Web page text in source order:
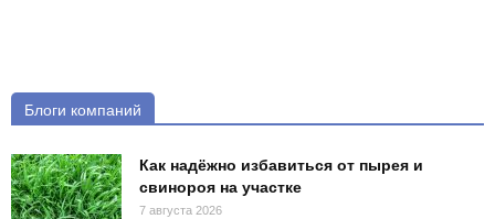
Блоги компаний
Как надёжно избавиться от пырея и
свинороя на участке
7 августа 2026